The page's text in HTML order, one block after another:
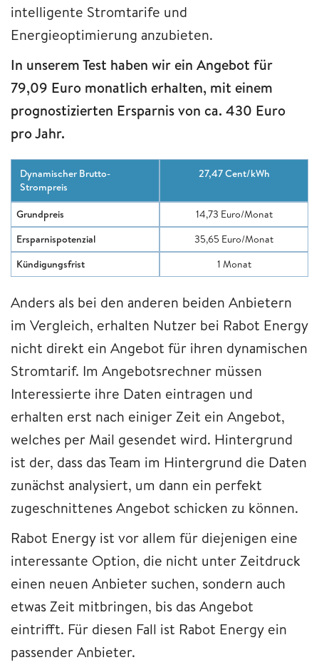
intelligente Stromtarife und
Energieoptimierung anzubieten.
In unserem Test haben wir ein Angebot für
79,09 Euro monatlich erhalten, mit einem
prognostizierten Ersparnis von ca. 430 Euro
pro Jahr.
Dynamischer Brutto-
Strompreis
27,47 Cent/kWh
Grundpreis
14,73 Euro/Monat
Ersparnispotenzial
35,65 Euro/Monat
Kündigungsfrist
1 Monat
Anders als bei den anderen beiden Anbietern
im Vergleich, erhalten Nutzer bei Rabot Energy
nicht direkt ein Angebot für ihren dynamischen
Stromtarif. Im Angebotsrechner müssen
Interessierte ihre Daten eintragen und
erhalten erst nach einiger Zeit ein Angebot,
welches per Mail gesendet wird. Hintergrund
ist der, dass das Team im Hintergrund die Daten
zunächst analysiert, um dann ein perfekt
zugeschnittenes Angebot schicken zu können.
Rabot Energy ist vor allem für diejenigen eine
interessante Option, die nicht unter Zeitdruck
einen neuen Anbieter suchen, sondern auch
etwas Zeit mitbringen, bis das Angebot
eintrifft. Für diesen Fall ist Rabot Energy ein
passender Anbieter.